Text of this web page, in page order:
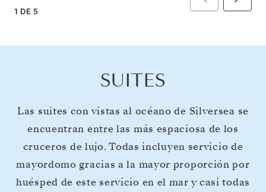
1 DE 5
SUITES
Las suites con vistas al océano de Silversea se
encuentran entre las más espaciosa de los
cruceros de lujo. Todas incluyen servicio de
mayordomo gracias a la mayor proporción por
huésped de este servicio en el mar y casi todas